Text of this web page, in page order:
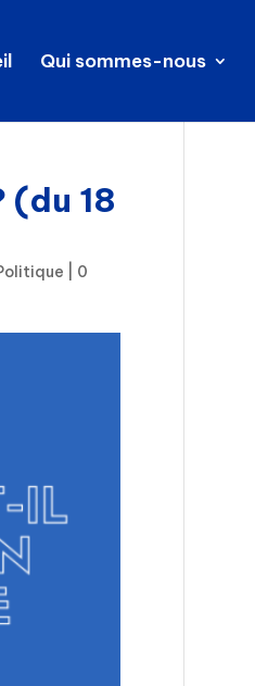
Qui sommes-nous
(du 18
0